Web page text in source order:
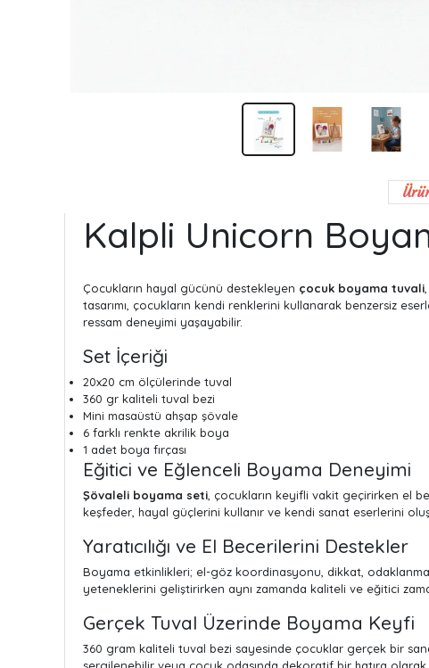
Kalpli Unicorn
Çocukların hayal gücünü destekleyen çocuk boyama tuvali
tasarımı, çocukların kendi renklerini kullanarak benzersiz
ressam deneyimi yaşayabilir.
Set İçeriği
20x20 cm ölçülerinde tuval
360 gr kaliteli tuval bezi
Mini masaüstü ahşap şövale
6 farklı renkte akrilik boya
1 adet boya fırçası
Eğitici ve Eğlenceli Boyama Deneyimi
Şövaleli boyama seti , çocukların keyifli vakit geçirirken el
keşfeder, hayal güçlerini kullanır ve kendi sanat eserlerini
Yaratıcılığı ve El Becerilerini Destekler
Boyama etkinlikleri; el-göz koordinasyonu, dikkat,
yeteneklerini geliştirirken aynı zamanda kaliteli ve eğitici
Gerçek Tuval Üzerinde Boyama Keyfi
360 gram kaliteli tuval bezi sayesinde çocuklar gerçek bir